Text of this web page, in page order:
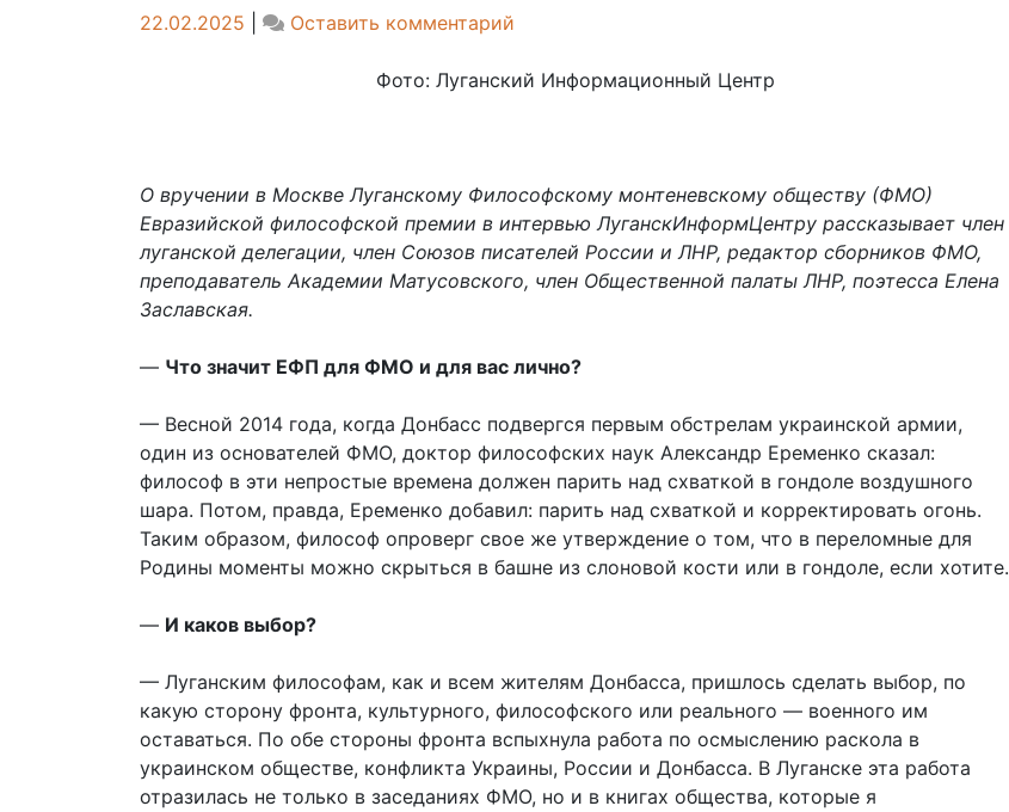
22.02.2025 Оставить комментарий
Елена
и
лететь,
как
стрела
Фото: Луганский Информационный Центр
О вручении в Москве Луганскому Философскому монтеневскому обществу (ФМО)
Евразийской философской премии в интервью ЛуганскИнформЦентру рассказывает член
луганской делегации, член Союзов писателей России и ЛНР, редактор сборников ФМО,
преподаватель Академии Матусовского, член Общественной палаты ЛНР, поэтесса Елена
Заславская.
— Что значит ЕФП для ФМО и для вас лично?
— Весной 2014 года, когда Донбасс подвергся первым обстрелам украинской армии,
один из основателей ФМО, доктор философских наук Александр Еременко сказал:
философ в эти непростые времена должен парить над схваткой в гондоле воздушного
шара. Потом, правда, Еременко добавил: парить над схваткой и корректировать огонь.
Таким образом, философ опроверг свое же утверждение о том, что в переломные для
Родины моменты можно скрыться в башне из слоновой кости или в гондоле, если хотите.
— И каков выбор?
— Луганским философам, как и всем жителям Донбасса, пришлось сделать выбор, по
какую сторону фронта, культурного, философского или реального — военного им
оставаться. По обе стороны фронта вспыхнула работа по осмыслению раскола в
украинском обществе, конфликта Украины, России и Донбасса. В Луганске эта работа
отразилась не только в заседаниях ФМО, но и в книгах общества, которые я